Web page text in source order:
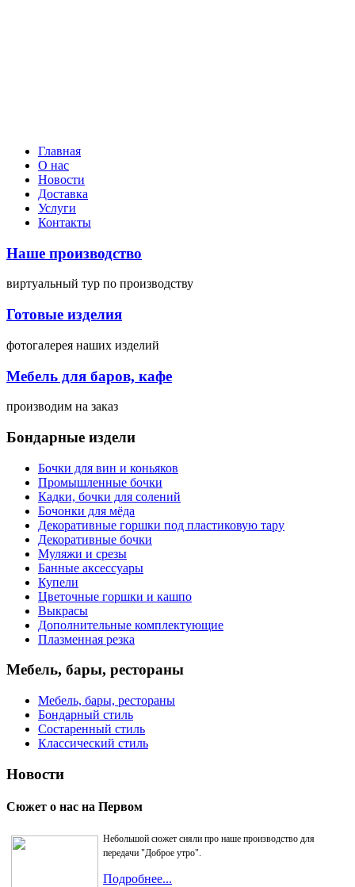
Главная
О нас
Новости
Доставка
Услуги
Контакты
Наше производство
виртуальный тур по производству
Готовые изделия
фотогалерея наших изделий
Мебель для баров, кафе
производим на заказ
Бондарные издели
Бочки для вин и коньяков
Промышленные бочки
Кадки, бочки для солений
Бочонки для мёда
Декоративные горшки под пластиковую тару
Декоративные бочки
Муляжи и срезы
Банные аксессуары
Купели
Цветочные горшки и кашпо
Выкрасы
Дополнительные комплектующие
Плазменная резка
Мебель, бары, рестораны
Мебель, бары, рестораны
Бондарный стиль
Состаренный стиль
Классический стиль
Новости
Сюжет о нас на Первом
Небольшой сюжет сняли про наше производство для
передачи "Доброе утро".
Подробнее...